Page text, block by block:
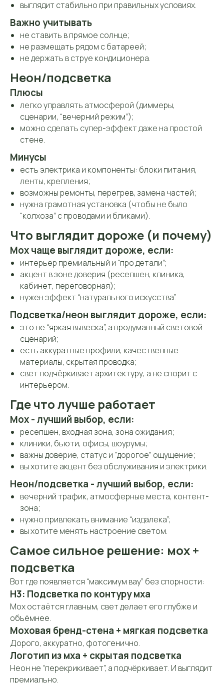
выглядит стабильно при правильных условиях.
Важно учитывать
не ставить в прямое солнце;
не размещать рядом с батареей;
не держать в струе кондиционера.
Неон/подсветка
Плюсы
легко управлять атмосферой (диммеры,
сценарии, “вечерний режим”);
можно сделать супер-эффект даже на простой
стене.
Минусы
есть электрика и компоненты: блоки питания,
ленты, крепления;
возможны ремонты, перегрев, замена частей;
нужна грамотная установка (чтобы не было
“колхоза” с проводами и бликами).
Что выглядит дороже (и почему)
Мох чаще выглядит дороже, если:
интерьер премиальный и “про детали”;
акцент в зоне доверия (ресепшен, клиника,
кабинет, переговорная);
нужен эффект “натурального искусства”.
Подсветка/неон выглядит дороже, если:
это не “яркая вывеска”, а продуманный световой
сценарий;
есть аккуратные профили, качественные
материалы, скрытая проводка;
свет подчёркивает архитектуру, а не спорит с
интерьером.
Где что лучше работает
Мох - лучший выбор, если:
ресепшен, входная зона, зона ожидания;
клиники, бьюти, офисы, шоурумы;
важны доверие, статус и “дорогое” ощущение;
вы хотите акцент без обслуживания и электрики.
Неон/подсветка - лучший выбор, если:
вечерний трафик, атмосферные места, контент-
зона;
нужно привлекать внимание “издалека”;
вы хотите менять настроение светом.
Самое сильное решение: мох +
подсветка
Вот где появляется “максимум вау” без спорности:
H3: Подсветка по контуру мха
Мох остаётся главным, свет делает его глубже и
объёмнее.
Моховая бренд-стена + мягкая подсветка
Дорого, аккуратно, фотогенично.
Логотип из мха + скрытая подсветка
Неон не “перекрикивает”, а подчёркивает. И выглядит
премиально.
Контактная информация
E-mail:
Мессенджеры:
Адрес:
+7 (906) 083-26-41
mossart888@gmail.com
Тимирязевская, д. 13 (вход со двора,
2-й этаж)
Пн-Пт: 10:00-19:00
Сб: 12:00-17:00
Шоу-рум работает по
предварительной
записи
Часы работы: